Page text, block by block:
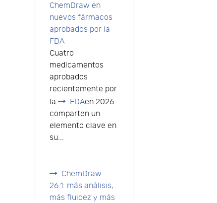
ChemDraw en
nuevos fármacos
aprobados por la
FDA
Cuatro
medicamentos
aprobados
recientemente por
la
FDAen 2026
comparten un
elemento clave en
su...
ChemDraw
26.1: más análisis,
más fluidez y más